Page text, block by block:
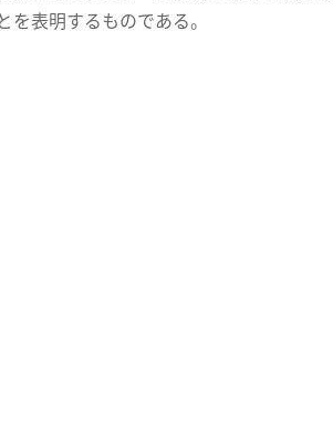
表明するものである。